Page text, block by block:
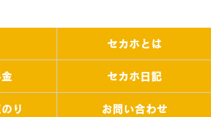
セカホとは
セカホ日記
り お問い合わせ